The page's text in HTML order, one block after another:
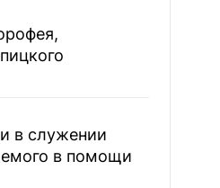
в служении
в помощи